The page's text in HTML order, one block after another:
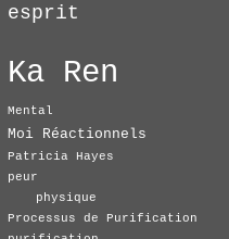
esprit
Ka Ren
Mental
Moi Réactionnels
Patricia Hayes
peur
physique
Processus de Purification